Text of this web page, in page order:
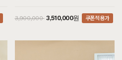
3,900,000 3,510,000원 쿠폰적용가